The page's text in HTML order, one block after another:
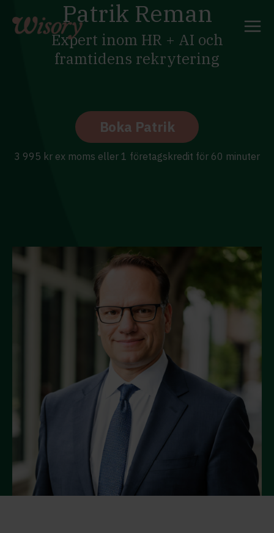
content
Patrik Reman
Expert inom HR + AI och
framtidens rekrytering
Boka Patrik
3 995 kr ex moms eller 1 företagskredit för 60 minuter